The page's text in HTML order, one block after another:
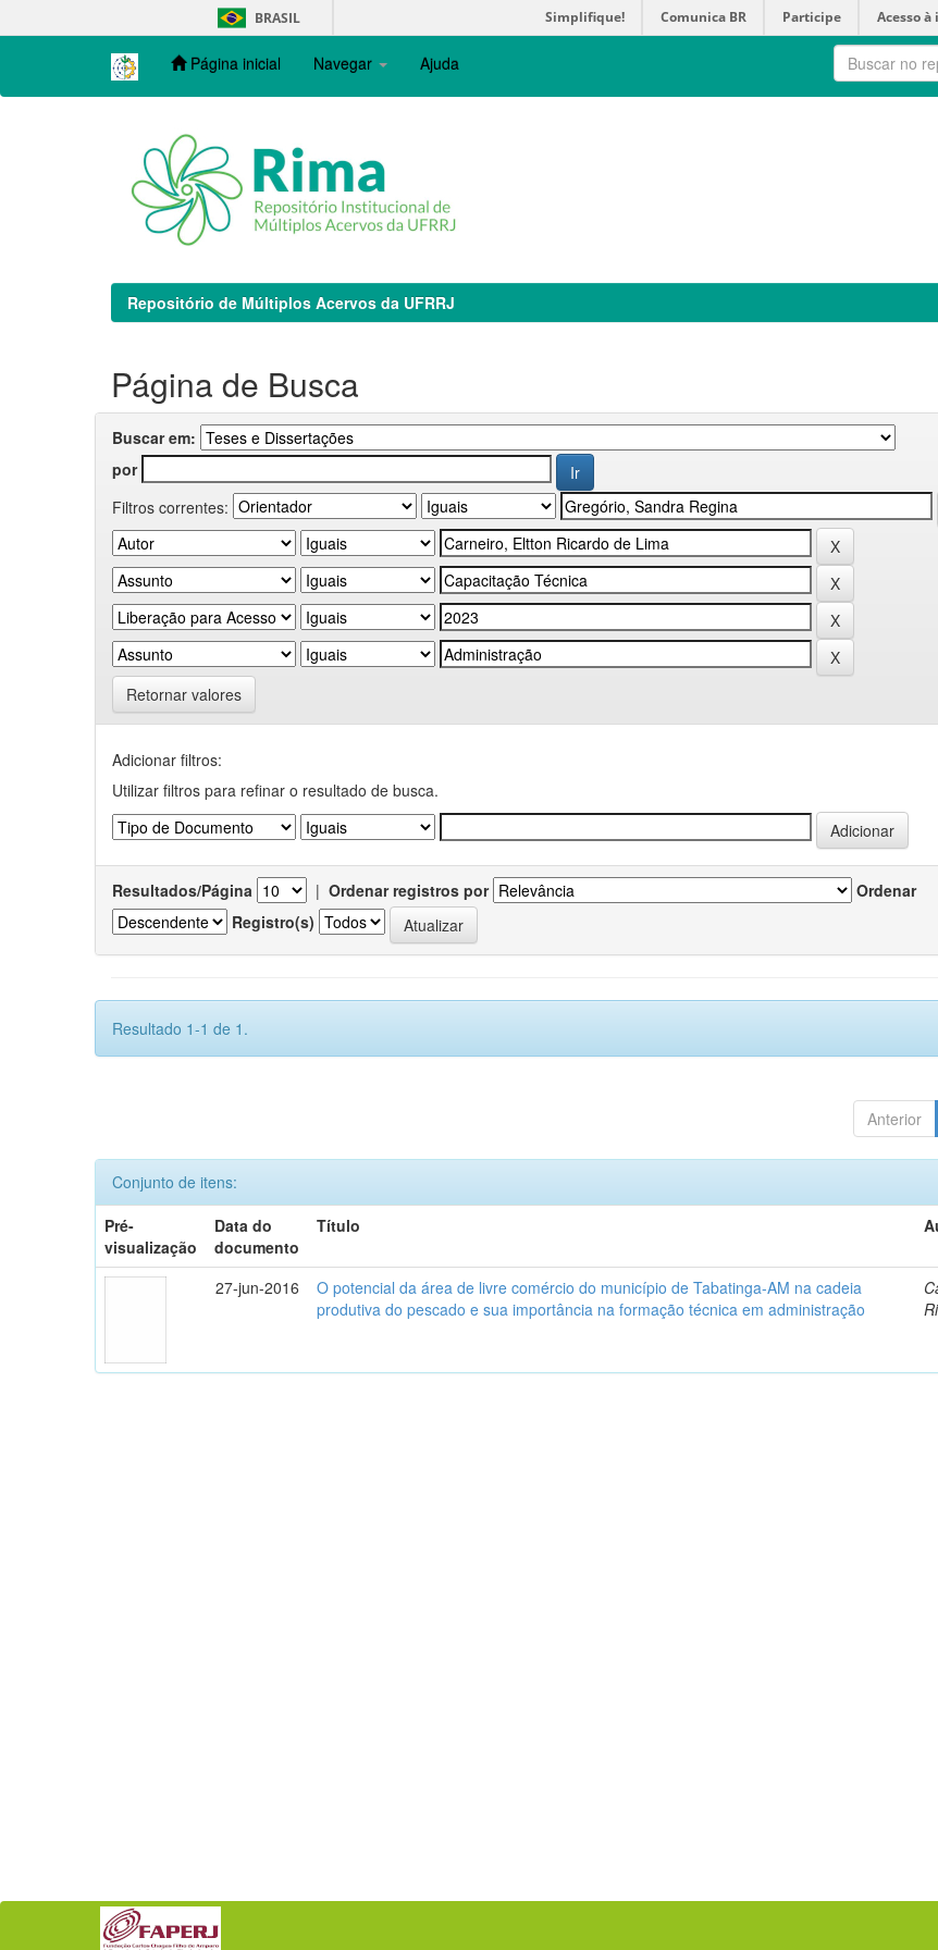
navigation
BRASIL Simplifique! Comunica BR Participe Acesso
Página inicial Navegar Ajuda
Repositório de Múltiplos Acervos da UFRRJ
Página de Busca
Buscar em:
por
Filtros correntes:
Retornar valores
Adicionar filtros:
Utilizar filtros para refinar o resultado de busca.
Resultados/Página | Ordenar registros por
Ordenar
Registro(s)
Resultado 1-1 de 1.
Anterior
Conjunto de itens:
Pré-
visualização
Data do
documento
Título
27-jun-2016
O potencial da área de livre comércio do município de Tabatinga-AM na cadeia
produtiva do pescado e sua importância na formação técnica em administração